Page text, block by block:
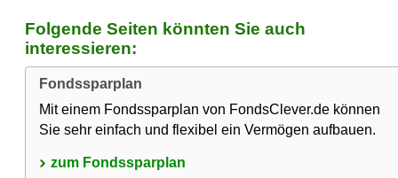
Folgende Seiten könnten Sie auch
interessieren:
Fondssparplan
Mit einem Fondssparplan von FondsClever.de können
Sie sehr einfach und flexibel ein Vermögen aufbauen.
zum Fondssparplan